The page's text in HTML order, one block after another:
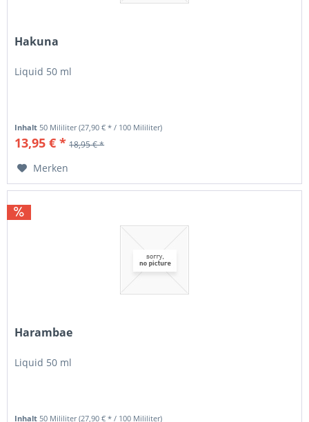
Hakuna
Liquid 50 ml
Inhalt50 Mililiter(27,90 € * / 100 Mililiter)
13,95 € * 18,95 € *
Merken
Harambae
Liquid 50 ml
Inhalt50 Mililiter(27,90 € * / 100 Mililiter)